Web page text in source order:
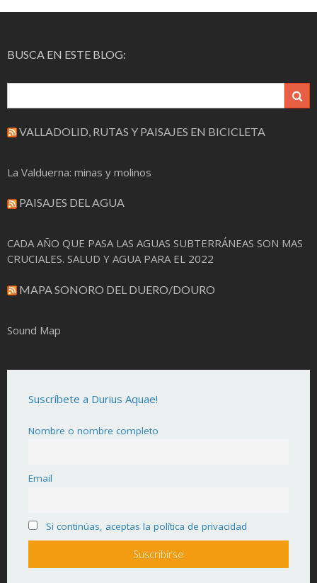
de
BUSCA EN ESTE BLOG:
VALLADOLID, RUTAS Y PAISAJES EN BICICLETA
La Valduerna: minas y molinos
PAISAJES DEL AGUA
CADA AÑO QUE PASA LAS AGUAS SUBTERRÁNEAS SON MAS
CRUCIALES. SALUD Y AGUA PARA EL 2022
MAPA SONORO DEL DUERO/DOURO
Sound Map
Suscríbete a Durius Aquae!
Nombre o nombre completo
Email
Si continúas, aceptas la política de privacidad